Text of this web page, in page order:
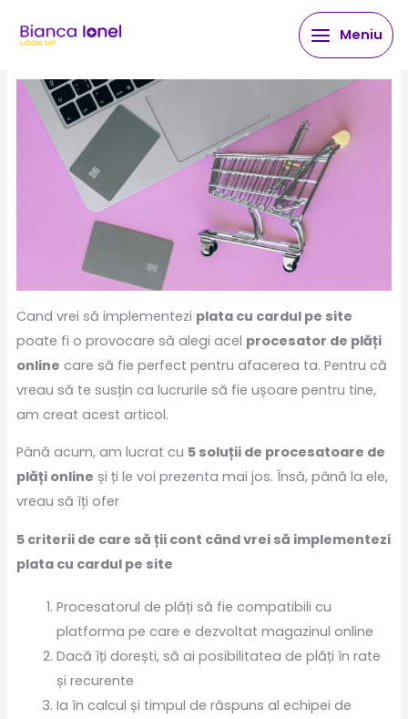
Meniu
Cand vrei să implementezi plata cu cardul pe site
poate fi o provocare să alegi acel procesator de plăți
online care să fie perfect pentru afacerea ta. Pentru că
vreau să te susțin ca lucrurile să fie ușoare pentru tine,
am creat acest articol.
Până acum, am lucrat cu 5 soluții de procesatoare de
plăți online și ți le voi prezenta mai jos. Însă, până la ele,
vreau să îți ofer
5 criterii de care să ții cont când vrei să implementezi
plata cu cardul pe site
Procesatorul de plăți să fie compatibili cu
platforma pe care e dezvoltat magazinul online
Dacă îți dorești, să ai posibilitatea de plăți în rate
și recurente
Ia în calcul și timpul de răspuns al echipei de